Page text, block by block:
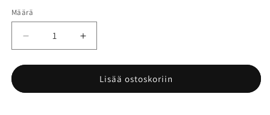
Määrä
Määrä
Vähennä
tuotteen
Veredus
h
Lisää
tuotteen
Veredus
h
Lisää ostoskoriin